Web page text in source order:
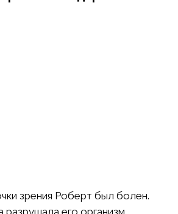
зрения Роберт был болен.